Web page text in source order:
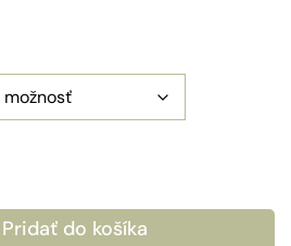
Pridať do košíka